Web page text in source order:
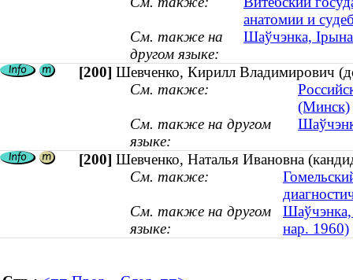
анатомии и
См. также на
другом языке:
Шаўчэнка, Ірына
[200] Шевченко, Кирилл Владимирович
См. также:
(Минск)
См. также на другом
языке:
[200] Шевченко, Наталья Ивановна
См. также:
См. также на другом
языке:
Шаўчэнка,
нар. 1960)